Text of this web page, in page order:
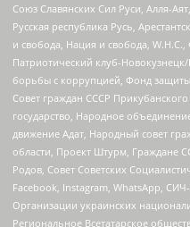
Союз Славянских Сил Руси, Алля-
Русская республика Русь,
и свобода, Нация и свобода,
Патриотический клуб-
борьбы с коррупцией, Фонд
Совет граждан СССР
государство, Народное
движение Адат, Народный совет
области, Проект Штурм, Граждане
Родов, Совет Советских
Facebook, Instagram, WhatsApp,
Организации украинских
Региональное Всетатарское